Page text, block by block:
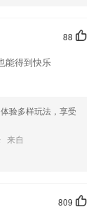
开心!爸妈放心!
在线即可轻松翻
才能真正学会知识
端(更名小学英语)
软件小学英语人教
88
能得到快乐
验多样玩法，享受
来自
809